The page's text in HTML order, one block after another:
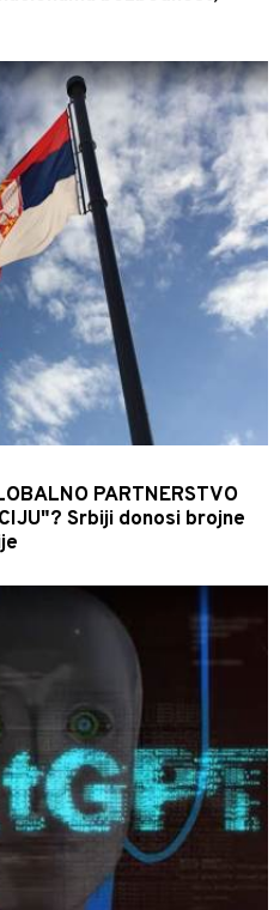
PARTNERSTVO
Srbiji donosi brojne